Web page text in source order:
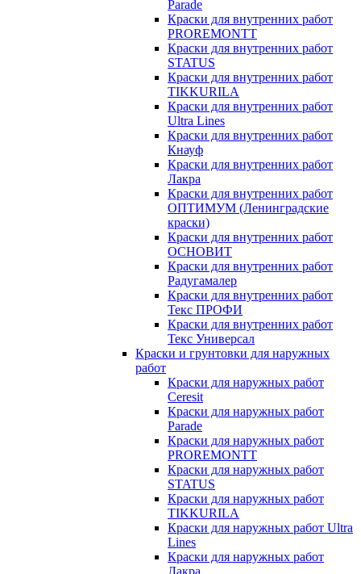
Parade
Краски для внутренних работ
PROREMONTT
Краски для внутренних работ
STATUS
Краски для внутренних работ
TIKKURILA
Краски для внутренних работ
Ultra Lines
Краски для внутренних работ
Кнауф
Краски для внутренних работ
Лакра
Краски для внутренних работ
ОПТИМУМ (Ленинградские
краски)
Краски для внутренних работ
ОСНОВИТ
Краски для внутренних работ
Радугамалер
Краски для внутренних работ
Текс ПРОФИ
Краски для внутренних работ
Текс Универсал
Краски и грунтовки для наружных
работ
Краски для наружных работ
Ceresit
Краски для наружных работ
Parade
Краски для наружных работ
PROREMONTT
Краски для наружных работ
STATUS
Краски для наружных работ
TIKKURILA
Краски для наружных работ Ultra
Lines
Краски для наружных работ
Лакра